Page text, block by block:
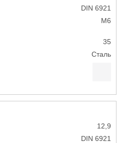
DIN 6921
М6
35
Сталь
12,9
DIN 6921